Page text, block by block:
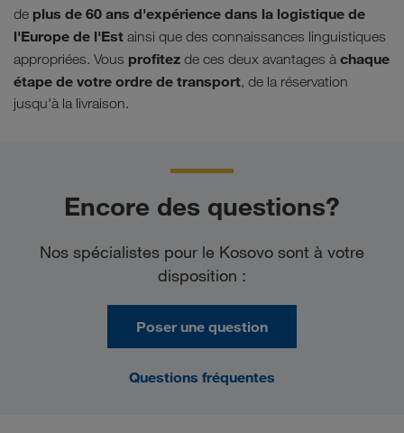
de plus de 60 ans d'expérience dans la logistique de
l'Europe de l'Est ainsi que des connaissances linguistiques
appropriées. Vous profitez de ces deux avantages à chaque
étape de votre ordre de transport, de la réservation
jusqu'à la livraison.
Encore des questions?
Nos spécialistes pour le Kosovo sont à votre
disposition :
Poser une question
Questions fréquentes